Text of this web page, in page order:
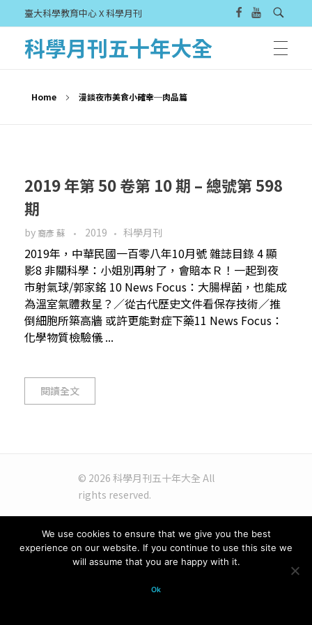
臺大科學教育中心 X 科學月刊
科學月刊五十年大全
Home 漫談夜市美食小確幸─肉品篇
2019 年第 50 卷第 10 期 – 總號第 598
期
by 裔彥 蘇 2019 科學月刊
2019年，中華民國一百零八年10月號 雜誌目錄 4 顯
影8 非關科學：小姐別再射了，會賠本Ｒ！一起到夜
市射氣球/郭家銘 10 News Focus：大腸桿菌，也能成
為溫室氣體救星？／從古代歷史文件看保存技術／推
倒細胞所築高牆 或許更能對症下藥11 News Focus：
化學物質檢驗儀 ...
閱讀全文
© 2026 科學月刊五十年大全 All
rights reserved.
We use cookies to ensure that we give you the best
experience on our website. If you continue to use this site we
will assume that you are happy with it.
Ok